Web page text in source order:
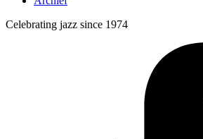
Celebrating jazz since 1974